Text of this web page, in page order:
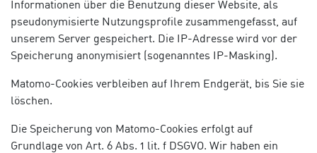
Informationen über die Benutzung dieser Website, als
pseudonymisierte Nutzungsprofile zusammengefasst, auf
unserem Server gespeichert. Die IP-Adresse wird vor der
Speicherung anonymisiert (sogenanntes IP-Masking).
Matomo-Cookies verbleiben auf Ihrem Endgerät, bis Sie sie
löschen.
Die Speicherung von Matomo-Cookies erfolgt auf
Grundlage von Art. 6 Abs. 1 lit. f DSGVO. Wir haben ein